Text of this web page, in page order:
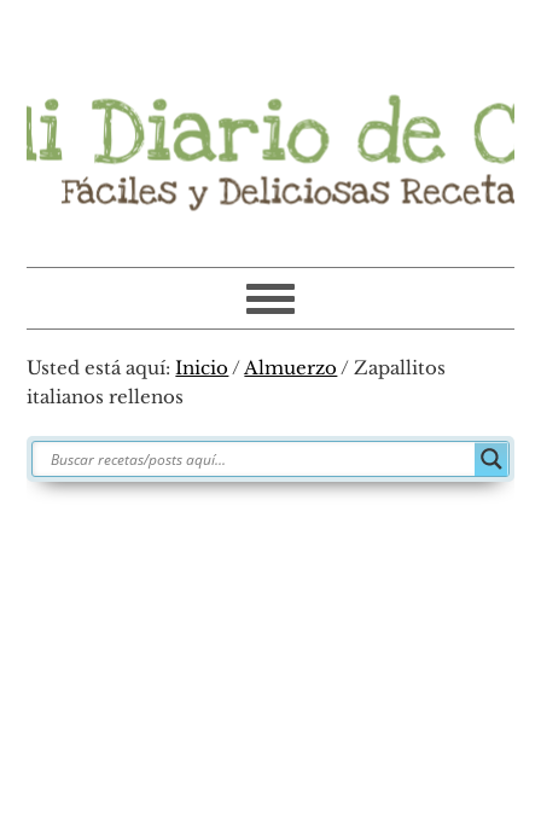
principal
principal
barra
lateral
primaria
de
página
Usted está aquí:Inicio /Almuerzo / Zapallitos
italianos rellenos